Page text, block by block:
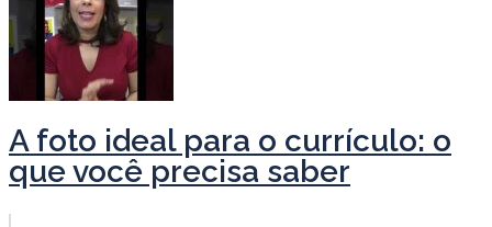
A foto ideal para o currículo: o
que você precisa saber